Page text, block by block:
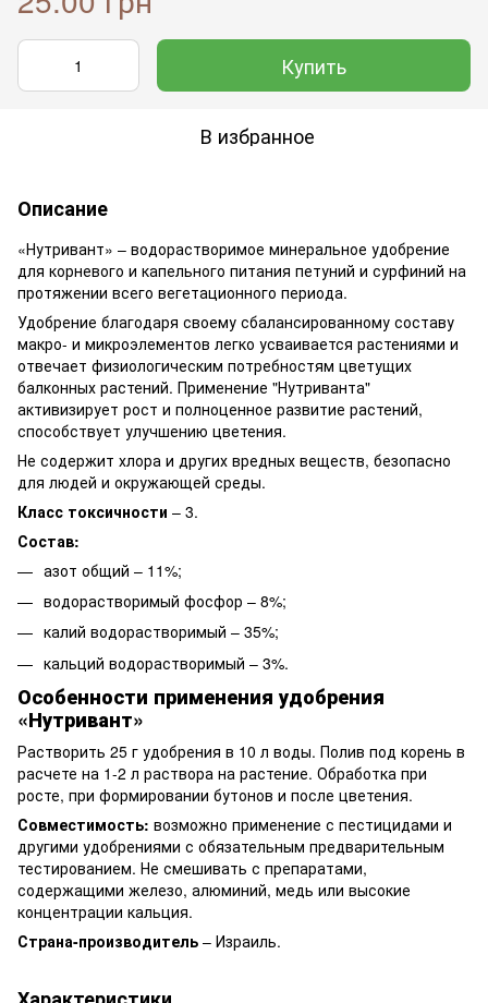
Купить
В избранное
Описание
«Нутривант» – водорастворимое минеральное удобрение
для корневого и капельного питания петуний и сурфиний на
протяжении всего вегетационного периода.
Удобрение благодаря своему сбалансированному составу
макро- и микроэлементов легко усваивается растениями и
отвечает физиологическим потребностям цветущих
балконных растений. Применение "Нутриванта"
активизирует рост и полноценное развитие растений,
способствует улучшению цветения.
Не содержит хлора и других вредных веществ, безопасно
для людей и окружающей среды.
Класс токсичности – 3.
Состав:
азот общий – 11%;
водорастворимый фосфор – 8%;
калий водорастворимый – 35%;
кальций водорастворимый – 3%.
Особенности применения удобрения
«Нутривант»
Растворить 25 г удобрения в 10 л воды. Полив под корень в
расчете на 1-2 л раствора на растение. Обработка при
росте, при формировании бутонов и после цветения.
Совместимость: возможно применение с пестицидами и
другими удобрениями с обязательным предварительным
тестированием. Не смешивать с препаратами,
содержащими железо, алюминий, медь или высокие
концентрации кальция.
Страна-производитель – Израиль.